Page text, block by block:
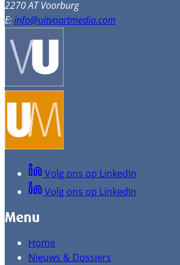
2270 AT Voorburg
E:info@uitvaartmedia.com
Volg ons op LinkedIn
Volg ons op LinkedIn
Menu
Home
Nieuws & Dossiers